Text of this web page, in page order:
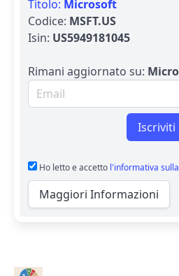
Titolo: Microsoft
Codice: MSFT.US
Isin: US5949181045
Rimani aggiornato su:
Email per newsletter
Iscriviti
Ho letto e accetto l'informativa
Maggiori Informazioni